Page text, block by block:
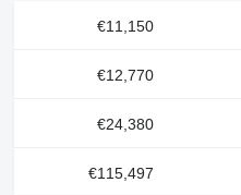
€11,150
€12,770
€24,380
€115,497